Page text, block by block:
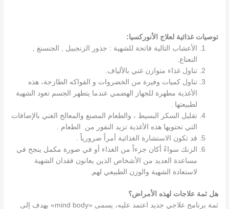
توصيات غذائية لعلاج الأنوركسيا:
الأعشاب التالية فاتحة للشهية : جذور الزنجبيل , الجنسنغ ,
النعناع.
تناول غذاء متوازن غني بالألياف.
تناول كميات وفيرة من الخضروات و الفواكه الطازجة، هذه
الأغذية مطهرة للجهاز الهضمي عندما يتطهر الجسم تعود الشهية
لطبيعتها .
تقليل السكر البسيط ، والطعام المصنع والمعالج الغني بالإضافات
التي تحتويها هذه الأغذية تزيد النفور من الطعام .
قد تكون الاستشارة الغذائية أمراً ضرورياً .
الزنك سواءً أكان جزءاً من الغذاء أو في صورة مكمل ينجح في
مساعدة العديد من الأشخاص الذين يعانون فقدان الشهية
لاستعادة الشهية والوزن الطبيعي لهم.
هل ثمة علاجات لهذه الأمراض؟
ثمة برنامج علاجي جديد اعتمد عليه، يسمى «mind body» يهدف إلى